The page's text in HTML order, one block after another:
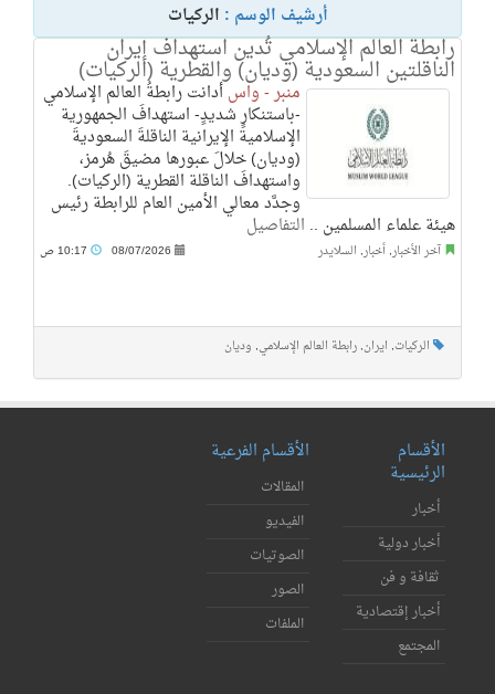
أرشيف الوسم : الركيات
رابطة العالم الإسلامي تُدين استهداف إيران
الناقلتين السعودية (وديان) والقطرية (الركيات)
منبر - واسأدانت رابطةُ العالم الإسلامي
-باستنكارٍ شديدٍ- استهدافَ الجمهورية
الإسلامية الإيرانية الناقلةَ السعوديةَ
(وديان) خلالَ عبورها مضيقَ هُرمز،
واستهدافَ الناقلة القطرية (الركيات).
وجدَّد معالي الأمين العام للرابطة رئيس
هيئة علماء المسلمين .. التفاصيل
آخر الأخبار, أخبار, السلايدر 08/07/2026
الركيات, ايران, رابطة العالم الإسلامي, وديان
الأقسام
الرئيسية
أخبار
أخبار دولية
ثقافة و فن
أخبار إقتصادية
المجتمع
الأقسام الفرعية
المقالات
الفيديو
الصوتيات
الصور
الملفات